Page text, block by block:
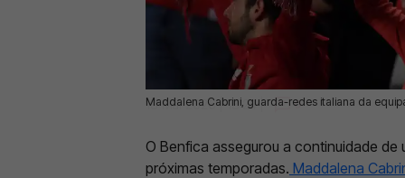
Maddalena Cabrini, guarda-redes italiana da
13 Mai 2026 | 13:24 | 0
O Benfica assegurou a continuidade
próximas temporadas. Maddalena